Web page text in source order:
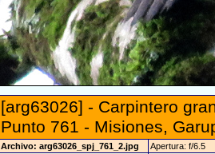
[arg63026] - Carpintero
Punto 761 - Misiones,
Archivo: arg63026_spj_761_2.jpg
Apertura: f/6.5